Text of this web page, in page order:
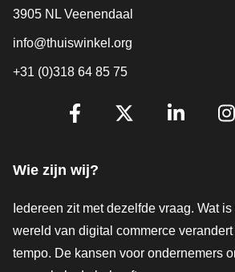
3905 NL Veenendaal
info@thuiswinkel.org
+31 (0)318 64 85 75
Volg je ons al?
Wie zijn wij?
Iedereen zit met dezelfde vraag. Wat
wereld van digital commerce
tempo. De kansen voor ondernemers